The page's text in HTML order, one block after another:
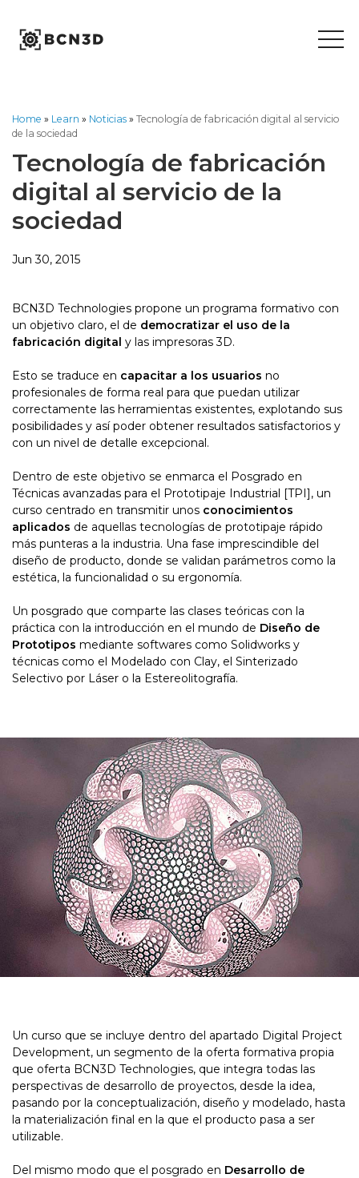
content
Home » Learn » Noticias » Tecnología de fabricación digital al servicio
de la sociedad
Tecnología de fabricación
digital al servicio de la
sociedad
Jun 30, 2015
BCN3D Technologies propone un programa formativo con
un objetivo claro, el de democratizar el uso de la
fabricación digital y las impresoras 3D.
Esto se traduce en capacitar a los usuarios no
profesionales de forma real para que puedan utilizar
correctamente las herramientas existentes, explotando sus
posibilidades y así poder obtener resultados satisfactorios y
con un nivel de detalle excepcional.
Dentro de este objetivo se enmarca el Posgrado en
Técnicas avanzadas para el Prototipaje Industrial [TPI], un
curso centrado en transmitir unos conocimientos
aplicados de aquellas tecnologías de prototipaje rápido
más punteras a la industria. Una fase imprescindible del
diseño de producto, donde se validan parámetros como la
estética, la funcionalidad o su ergonomía.
Un posgrado que comparte las clases teóricas con la
práctica con la introducción en el mundo de Diseño de
Prototipos mediante softwares como Solidworks y
técnicas como el Modelado con Clay, el Sinterizado
Selectivo por Láser o la Estereolitografía.
Un curso que se incluye dentro del apartado Digital Project
Development, un segmento de la oferta formativa propia
que oferta BCN3D Technologies, que integra todas las
perspectivas de desarrollo de proyectos, desde la idea,
pasando por la conceptualización, diseño y modelado, hasta
la materialización final en la que el producto pasa a ser
utilizable.
Del mismo modo que el posgrado en Desarrollo de